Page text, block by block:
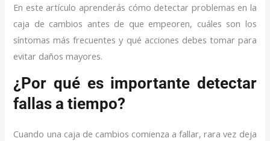
En este artículo aprenderás cómo detectar problemas en la
caja de cambios antes de que empeoren, cuáles son los
síntomas más frecuentes y qué acciones debes tomar para
evitar daños mayores.
¿Por qué es importante detectar
fallas a tiempo?
Cuando una caja de cambios comienza a fallar, rara vez deja